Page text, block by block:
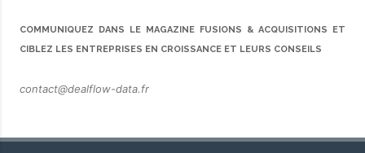
COMMUNIQUEZ DANS LE MAGAZINE FUSIONS & ACQUISITIONS ET
CIBLEZ LES ENTREPRISES EN CROISSANCE ET LEURS CONSEILS
contact@dealflow-data.fr